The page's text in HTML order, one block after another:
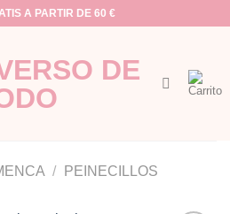
A PARTIR DE 60 €
/ PEINECILLOS